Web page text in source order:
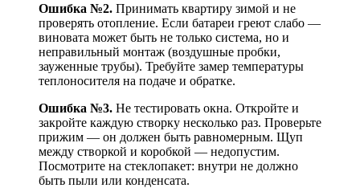
Ошибка №2. Принимать квартиру зимой и не
проверять отопление. Если батареи греют слабо —
виновата может быть не только система, но и
неправильный монтаж (воздушные пробки,
зауженные трубы). Требуйте замер температуры
теплоносителя на подаче и обратке.
Ошибка №3. Не тестировать окна. Откройте и
закройте каждую створку несколько раз. Проверьте
прижим — он должен быть равномерным. Щуп
между створкой и коробкой — недопустим.
Посмотрите на стеклопакет: внутри не должно
быть пыли или конденсата.